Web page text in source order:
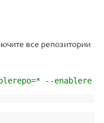
все репозитории
--enablere